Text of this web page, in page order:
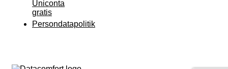
Uniconta
gratis
Persondatapolitik